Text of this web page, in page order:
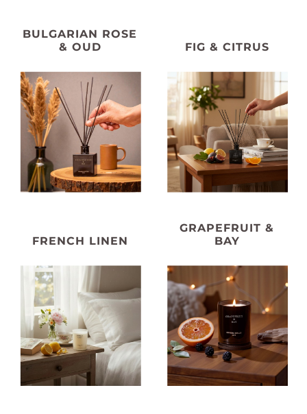
BULGARIAN ROSE
& OUD
FIG & CITRUS
FRENCH LINEN
GRAPEFRUIT &
BAY